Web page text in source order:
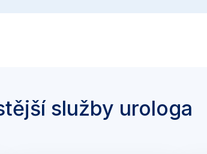
služby urologa